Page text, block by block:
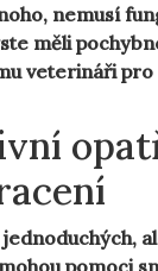
nemusí
měli
veterináři pro